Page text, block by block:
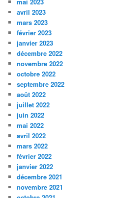
avril 2023
mars 2023
février 2023
janvier 2023
décembre 2022
novembre 2022
octobre 2022
septembre 2022
août 2022
juillet 2022
juin 2022
mai 2022
avril 2022
mars 2022
février 2022
janvier 2022
décembre 2021
novembre 2021